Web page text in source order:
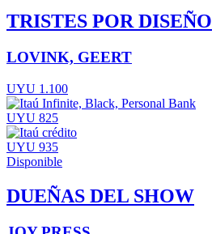
TRISTES POR DISEÑO
LOVINK, GEERT
UYU 1.100
UYU 825
UYU 935
Disponible
DUEÑAS DEL SHOW